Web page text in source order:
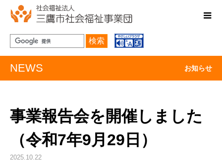
検索
NEWS お知らせ
事業報告会を開催しました
（令和7年9月29日）
2025.10.22